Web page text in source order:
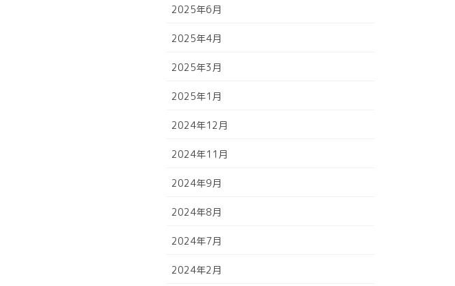
2025年6月
2025年4月
2025年3月
2025年1月
2024年12月
2024年11月
2024年9月
2024年8月
2024年7月
2024年2月